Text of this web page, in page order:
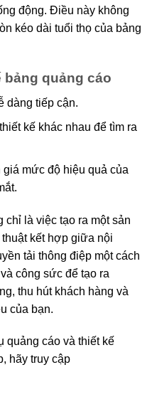
động. Điều này không
kéo dài tuổi thọ của bảng
quảng cáo
dàng tiếp cận.
kế khác nhau để tìm ra
mức độ hiệu quả của
chỉ là việc tạo ra một sản
kết hợp giữa nội
tải thông điệp một cách
công sức để tạo ra
thu hút khách hàng và
của bạn.
quảng cáo và thiết kế
hãy truy cập